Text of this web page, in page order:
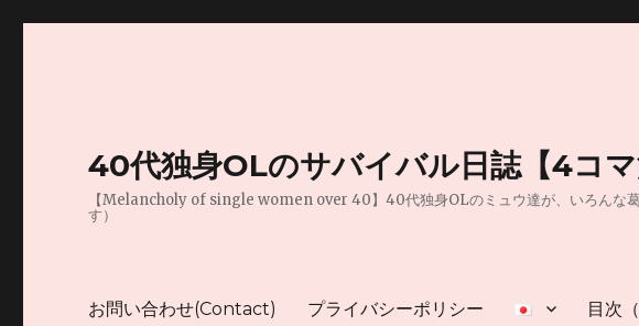
40代独身OLのサバイバル日誌【4コマ
【Melancholy of single women over 40】40代独身OLのミュウ達が、いろんな葛
す）
お問い合わせ(Contact) プライバシーポリシー 目次